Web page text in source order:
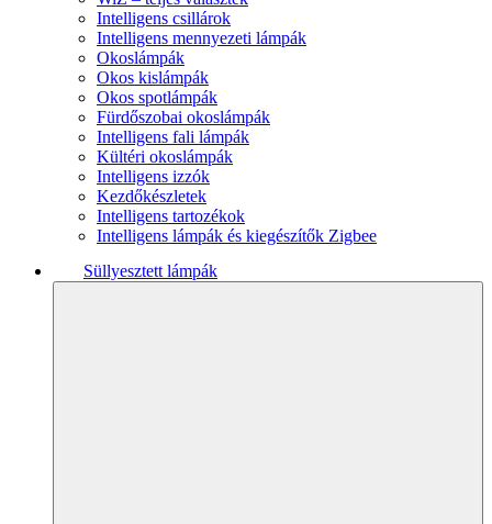
Intelligens csillárok
Intelligens mennyezeti lámpák
Okoslámpák
Okos kislámpák
Okos spotlámpák
Fürdőszobai okoslámpák
Intelligens fali lámpák
Kültéri okoslámpák
Intelligens izzók
Kezdőkészletek
Intelligens tartozékok
Intelligens lámpák és kiegészítők Zigbee
Süllyesztett lámpák